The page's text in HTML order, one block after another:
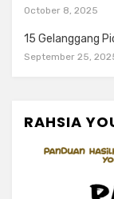
October 8, 2025
15 Gelanggang
September 25,
RAHSIA